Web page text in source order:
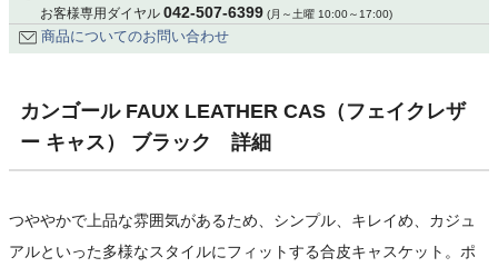
お客様専用ダイヤル 042-507-6399 (月～土曜 10:00～17:00)
商品についてのお問い合わせ
カンゴール FAUX LEATHER CAS（フェイクレザ
ー キャス） ブラック 詳細
つややかで上品な雰囲気があるため、シンプル、キレイめ、カジュ
アルといった多様なスタイルにフィットする合皮キャスケット。ポ